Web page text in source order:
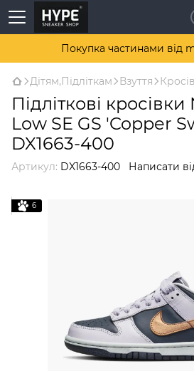
Покупка частинами від
Дітям,Підліткам Взуття
Підліткові
Low SE GS 'Copper
DX1663-400
Артикул: DX1663-400 Написати
6